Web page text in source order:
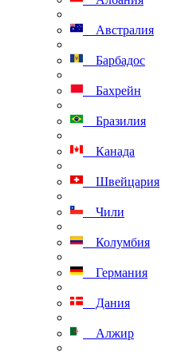
Австралия
Барбадос
Бахрейн
Бразилия
Канада
Швейцария
Чили
Колумбия
Германия
Дания
Алжир